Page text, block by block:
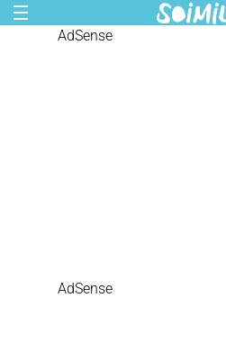
AdSense
AdSense